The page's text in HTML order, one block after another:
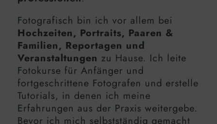
Fotografisch bin ich vor allem bei
Hochzeiten, Portraits, Paaren &
Familien, Reportagen und
Veranstaltungen zu Hause. Ich leite
Fotokurse für Anfänger und
fortgeschrittene Fotografen und erstelle
Tutorials, in denen ich meine
Erfahrungen aus der Praxis weitergebe.
Bevor ich mich selbstständig gemacht